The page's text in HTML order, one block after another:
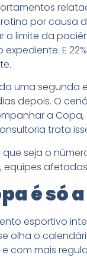
por causa
o limite da
expediente. E
uma segunda
depois. O
a Copa,
trata
que seja o
equipes
é só
esportivo
olha o
com mais